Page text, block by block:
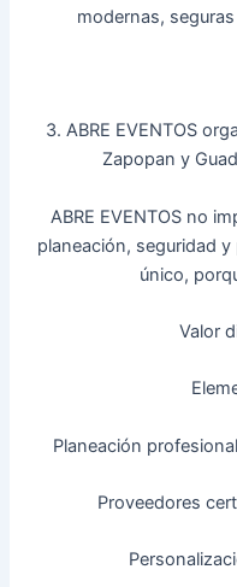
modernas,
3. ABRE EVENTOS
Zapopan y
ABRE EVENTOS no
planeación, seguridad
único,
Valor
Planeación
Proveedores